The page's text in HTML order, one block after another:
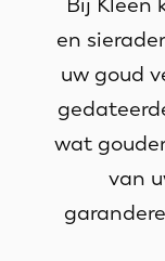
en
uw goud
wat
van